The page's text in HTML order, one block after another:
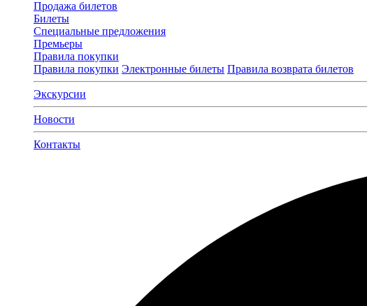
Продажа билетов
Билеты
Специальные предложения
Премьеры
Правила покупки
Правила покупки Электронные билеты Правила возврата билетов
Экскурсии
Новости
Контакты